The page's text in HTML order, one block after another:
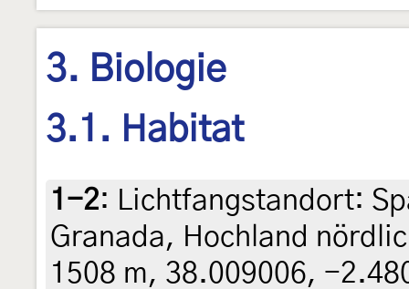
3. Biologie
3.1. Habitat
1-2: Lichtfangstandort:
Granada, Hochland
1508 m, 38.009006, -